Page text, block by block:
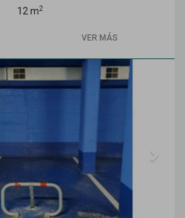
12 m2
VER MÁS